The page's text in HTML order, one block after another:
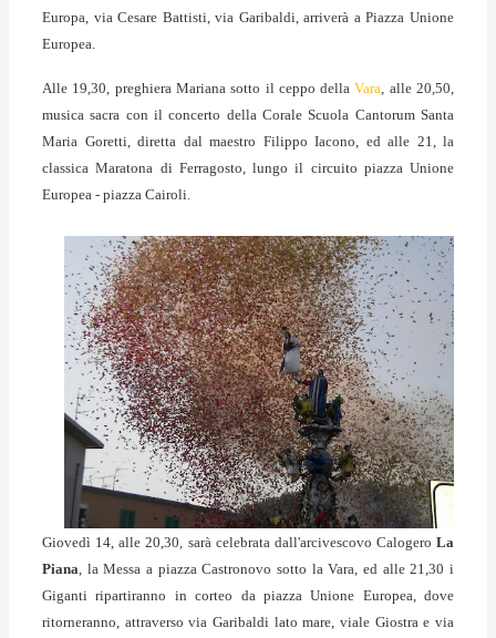
Europa, via Cesare Battisti, via Garibaldi, arriverà a Piazza Unione
Europea.
Alle 19,30, preghiera Mariana sotto il ceppo dellaVara, alle 20,50,
musica sacra con il concerto della Corale Scuola Cantorum Santa
Maria Goretti, diretta dal maestro Filippo Iacono, ed alle 21, la
classica Maratona di Ferragosto, lungo il circuito piazza Unione
Europea - piazza Cairoli.
Giovedì 14, alle 20,30, sarà celebrata dall'arcivescovo Calogero La
Piana, la Messa a piazza Castronovo sotto la Vara, ed alle 21,30 i
Giganti ripartiranno in corteo da piazza Unione Europea, dove
ritorneranno, attraverso via Garibaldi lato mare, viale Giostra e via